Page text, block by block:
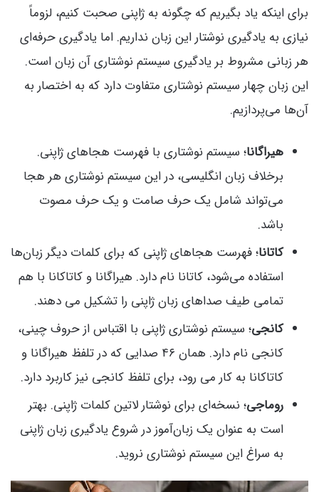
برای اینکه یاد بگیریم که چگونه به ژاپنی صحبت کنیم، لزوماً
نیازی به یادگیری نوشتار این زبان نداریم. اما یادگیری حرفه‌ای
هر زبانی مشروط بر یادگیری سیستم نوشتاری آن زبان است.
این زبان چهار سیستم نوشتاری متفاوت دارد که به اختصار به
آن‌ها می‌پردازیم.
هیراگانا؛ سیستم نوشتاری با فهرست هجاهای ژاپنی.
برخلاف زبان انگلیسی، در این سیستم نوشتاری هر هجا
می‌تواند شامل یک حرف صامت و یک حرف مصوت
باشد.
کاتانا؛ فهرست هجاهای ژاپنی که برای کلمات دیگر زبان‌ها
استفاده می‌شود، کاتانا نام دارد. هیراگانا و کاتاکانا با هم
تمامی طیف صداهای زبان ژاپنی را تشکیل می دهند.
کانجی؛ سیستم نوشتاری ژاپنی با اقتباس از حروف چینی،
کانجی نام دارد. همان ۴۶ صدایی که در تلفظ هیراگانا و
کاتاکانا به کار می رود، برای تلفظ کانجی نیز کاربرد دارد.
روماجی؛ نسخه‌ای برای نوشتار لاتین کلمات ژاپنی. بهتر
است به عنوان یک زبان‌آموز در شروع یادگیری زبان ژاپنی
به سراغ این سیستم نوشتاری نروید.